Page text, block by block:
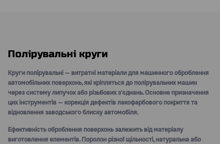
Полірувальні круги
Круги полірувальні — витратні матеріали для машинного оброблення
автомобільних поверхонь, які кріпляться до полірувальних машин
через систему липучок або різьбових з'єднань. Основне призначення
цих інструментів — корекція дефектів лакофарбового покриття та
відновлення заводського блиску автомобіля.
Ефективність оброблення поверхонь залежить від матеріалу
виготовлення елементів. Поролон різної щільності, натуральна або